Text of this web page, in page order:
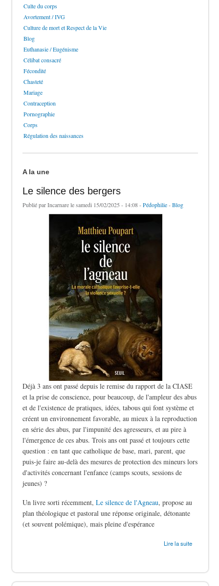
Culte du corps
Avortement / IVG
Culture de mort et Respect de la Vie
Blog
Euthanasie / Eugénisme
Célibat consacré
Fécondité
Chasteté
Mariage
Contraception
Pornographie
Corps
Régulation des naissances
A la une
Le silence des bergers
Publié parIncarnarele samedi 15/02/2025 - 14:08 -Pédophilie-Blog
Déjà 3 ans ont passé depuis le remise du rapport de la CIASE
et la prise de conscience, pour beaucoup, de l'ampleur des abus
et de l'existence de pratiques, idées, tabous qui font système et
créent un environnement favorable, au mieux à la reproduction
en série des abus, par l'impunité des agresseurs, et au pire à
l'émergence de ces abus. Trois ans ont passé et toujours cette
question : en tant que catholique de base, mari, parent, que
puis-je faire au-delà des mesures de protection des mineurs lors
d'activités concernant l'enfance (camps scouts, sessions de
jeunes) ?
Un livre sorti récemment, Le silence de l'Agneau, propose au
plan théologique et pastoral une réponse originale, détonante
(et souvent polémique), mais pleine d'espérance
Lire la suite